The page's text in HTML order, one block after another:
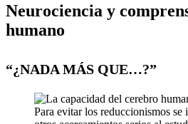
Neurociencia y
humano
“¿NADA MÁS QUE…?”
Para evitar los reduccionismos se